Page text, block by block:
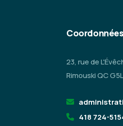
Coordonnées
23, rue de
Rimouski QC
418 724-